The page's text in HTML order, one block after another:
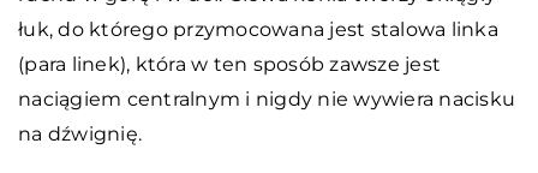
łuk, do którego przymocowana jest stalowa linka
(para linek), która w ten sposób zawsze jest
naciągiem centralnym i nigdy nie wywiera nacisku
na dźwignię.